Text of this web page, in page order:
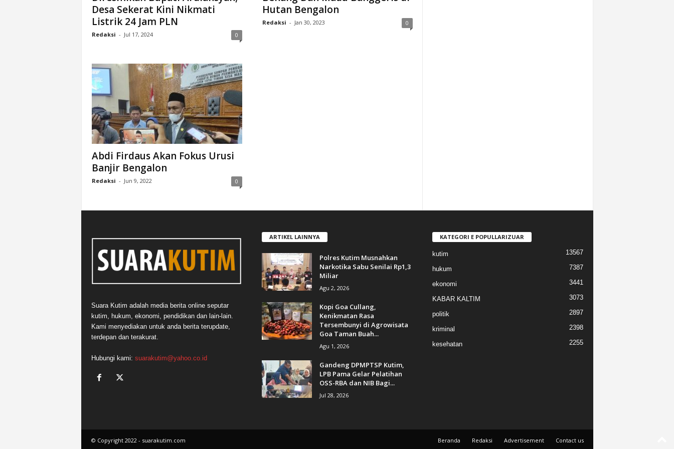
Desa Sekerat Kini Nikmati
Listrik 24 Jam PLN
Redaksi - Jul 17, 2024 0
Hutan Bengalon
Redaksi - Jan 30, 2023 0
Abdi Firdaus Akan Fokus Urusi
Banjir Bengalon
Redaksi - Jun 9, 2022 0
Suara Kutim adalah media berita online seputar
kutim, hukum, ekonomi, pendidikan dan lain-lain.
Kami menyediakan untuk anda berita terupdate,
terdepan dan terakurat.
Hubungi kami: suarakutim@yahoo.co.id
ARTIKEL LAINNYA
Polres Kutim Musnahkan
Narkotika Sabu Senilai Rp1,3
Miliar
Agu 2, 2026
Kopi Goa Cullang,
Kenikmatan Rasa
Tersembunyi di Agrowisata
Goa Taman Buah...
Agu 1, 2026
Gandeng DPMPTSP Kutim,
LPB Pama Gelar Pelatihan
OSS-RBA dan NIB Bagi...
Jul 28, 2026
KATEGORI E POPULLARIZUAR
kutim 13567
hukum 7387
ekonomi 3441
KABAR KALTIM 3073
politik 2897
kriminal 2398
kesehatan 2255
Beranda Redaksi Advertisement Contact us
© Copyright 2022 - suarakutim.com